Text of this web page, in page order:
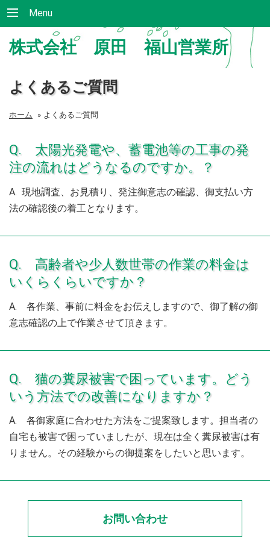
Menu
株式会社 原田 福山営業所
よくあるご質問
ホーム » よくあるご質問
Q. 太陽光発電や、蓄電池等の工事の発
注の流れはどうなるのですか。？
A. 現地調査、お見積り、発注御意志の確認、御支払い方
法の確認後の着工となります。
Q. 高齢者や少人数世帯の作業の料金は
いくらくらいですか？
A. 各作業、事前に料金をお伝えしますので、御了解の御
意志確認の上で作業させて頂きます。
Q. 猫の糞尿被害で困っています。どう
いう方法での改善になりますか？
A. 各御家庭に合わせた方法をご提案致します。担当者の
自宅も被害で困っていましたが、現在は全く糞尿被害は有
りません。その経験からの御提案をしたいと思います。
お問い合わせ